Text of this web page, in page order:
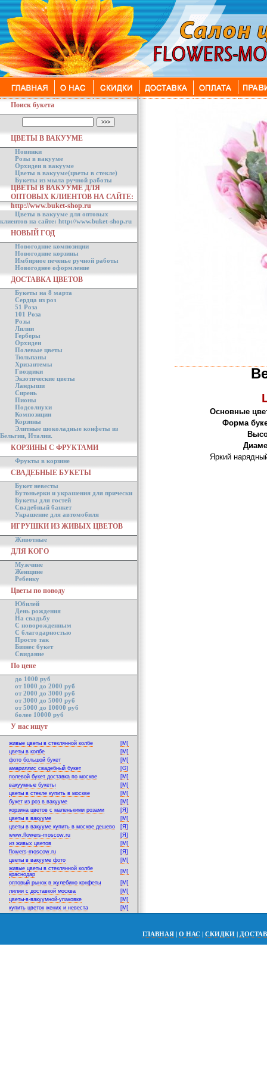
Поиск букета
ЦВЕТЫ В ВАКУУМЕ
Новинки
Розы в вакууме
Орхидеи в вакууме
Цветы в вакууме(цветы в стекле)
Букеты из мыла ручной работы
ЦВЕТЫ В ВАКУУМЕ ДЛЯ
ОПТОВЫХ КЛИЕНТОВ НА САЙТЕ:
http://www.buket-shop.ru
Цветы в вакууме для оптовых
клиентов на сайте: http://www.buket-shop.ru
НОВЫЙ ГОД
Новогодние композиции
Новогодние корзины
Имбирное печенье ручной работы
Новогоднее оформление
ДОСТАВКА ЦВЕТОВ
Букеты на 8 марта
Сердца из роз
51 Роза
101 Роза
Розы
Лилии
Герберы
Орхидеи
Полевые цветы
Тюльпаны
Хризантемы
Гвоздики
Экзотические цветы
Ландыши
Сирень
Пионы
Подсолнухи
Композиции
Корзины
Элитные шоколадные конфеты из
Бельгии, Италии.
КОРЗИНЫ С ФРУКТАМИ
Фрукты в корзине
СВАДЕБНЫЕ БУКЕТЫ
Букет невесты
Бутоньерки и украшения для прически
Букеты для гостей
Свадебный банкет
Украшение для автомобиля
ИГРУШКИ ИЗ ЖИВЫХ ЦВЕТОВ
Животные
ДЛЯ КОГО
Мужчине
Женщине
Ребенку
Цветы по поводу
Юбилей
День рождения
На свадьбу
С новорожденным
С благодарностью
Просто так
Бизнес букет
Свидание
По цене
до 1000 руб
от 1000 до 2000 руб
от 2000 до 3000 руб
от 3000 до 5000 руб
от 5000 до 10000 руб
более 10000 руб
У нас ищут
живые цветы в стеклянной колбе
[M]
цветы в колбе
[M]
фото большой букет
[M]
амариллис свадебный букет
[G]
полевой букет доставка по москве
[M]
вакуумные букеты
[M]
цветы в стекле купить в москве
[M]
букет из роз в вакууме
[M]
корзина цветов с маленькими розами
[Я]
цветы в вакууме
[M]
цветы в вакууме купить в москве дешево
[Я]
www.flowers-moscow.ru
[Я]
из живых цветов
[M]
flowers-moscow.ru
[Я]
цветы в вакууме фото
[M]
живые цветы в стеклянной колбе
краснодар
[M]
оптовый рынок в жулебино конфеты
[M]
лилии с доставкой москва
[M]
цветы-в-вакуумной-упаковке
[M]
купить цветок жених и невеста
[M]
Основные
Форма
Яркий
ГЛАВНАЯ | О НАС | СКИДКИ |